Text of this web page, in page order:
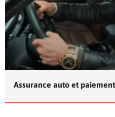
Assurance auto et